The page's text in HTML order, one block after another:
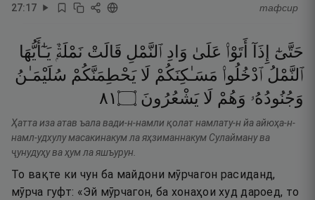
27:17 тафсир
حَتَّىٰٓ إِذَآ أَتَوْا۟ عَلَىٰ وَادِ ٱلنَّمْلِ قَالَتْ نَمْلَةٌۭ يَـٰٓأَيُّهَا
ٱلنَّمْلُ ٱدْخُلُوا۟ مَسَـٰكِنَكُمْ لَا يَحْطِمَنَّكُمْ سُلَيْمَـٰنُ
وَجُنُودُهُۥ وَهُمْ لَا يَشْعُرُونَ ۝١٨
Ҳатта иза атав ъала вади-н-намли қолат намлату-н йа айюҳа-н-
намл-удхулу масакинакум ла яҳзиманнакум Сулайману ва
ҷунудуҳу ва ҳум ла яшъурун.
То вақте ки чун ба майдони мӯрчагон расиданд,
мӯрча гуфт: «Эй мӯрчагон, ба хонаҳои худ дароед, то